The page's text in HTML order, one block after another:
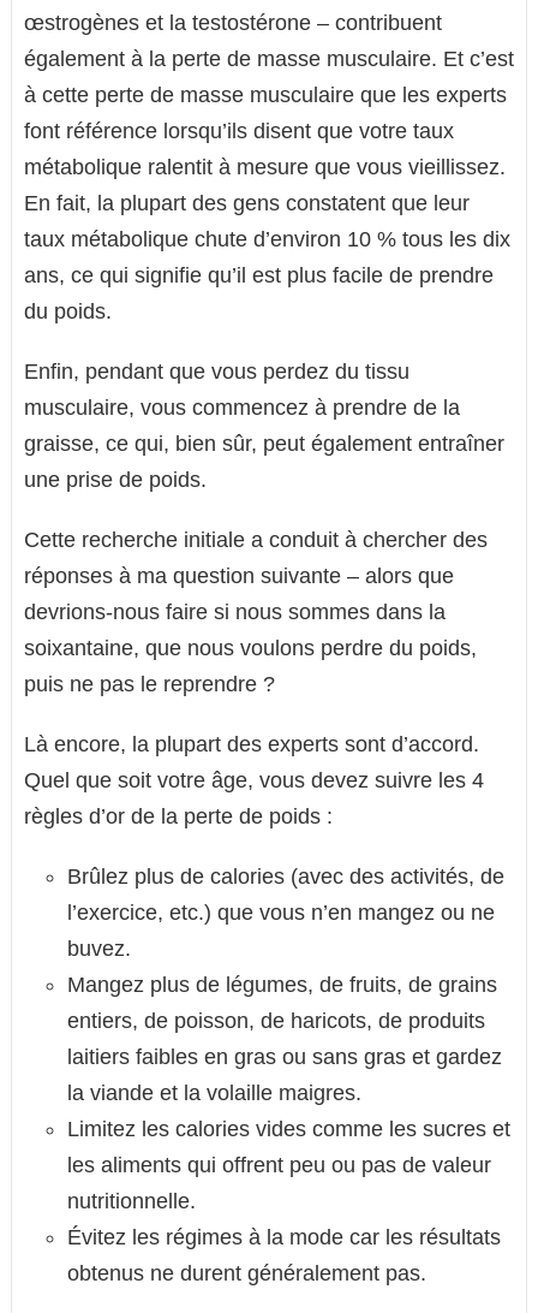
œstrogènes et la testostérone – contribuent
également à la perte de masse musculaire. Et c’est
à cette perte de masse musculaire que les experts
font référence lorsqu’ils disent que votre taux
métabolique ralentit à mesure que vous vieillissez.
En fait, la plupart des gens constatent que leur
taux métabolique chute d’environ 10 % tous les dix
ans, ce qui signifie qu’il est plus facile de prendre
du poids.
Enfin, pendant que vous perdez du tissu
musculaire, vous commencez à prendre de la
graisse, ce qui, bien sûr, peut également entraîner
une prise de poids.
Cette recherche initiale a conduit à chercher des
réponses à ma question suivante – alors que
devrions-nous faire si nous sommes dans la
soixantaine, que nous voulons perdre du poids,
puis ne pas le reprendre ?
Là encore, la plupart des experts sont d’accord.
Quel que soit votre âge, vous devez suivre les 4
règles d’or de la perte de poids :
Brûlez plus de calories (avec des activités, de
l’exercice, etc.) que vous n’en mangez ou ne
buvez.
Mangez plus de légumes, de fruits, de grains
entiers, de poisson, de haricots, de produits
laitiers faibles en gras ou sans gras et gardez
la viande et la volaille maigres.
Limitez les calories vides comme les sucres et
les aliments qui offrent peu ou pas de valeur
nutritionnelle.
Évitez les régimes à la mode car les résultats
obtenus ne durent généralement pas.